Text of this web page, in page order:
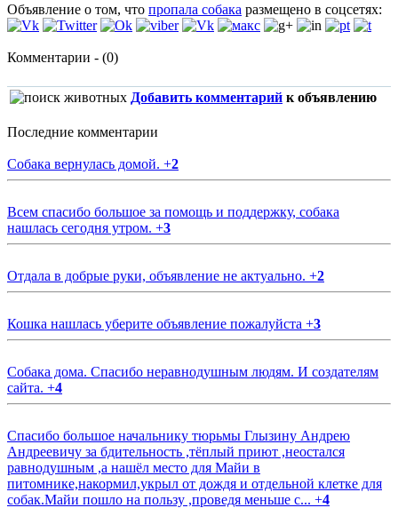
Объявление о том, что пропала собака размещено в соцсетях:
Комментарии - (0)
Добавить комментарий к объявлению
Последние комментарии
Собака вернулась домой. +2
Всем спасибо большое за помощь и поддержку, собака
нашлась сегодня утром. +3
Отдала в добрые руки, объявление не актуально. +2
Кошка нашлась уберите объявление пожалуйста +3
Собака дома. Спасибо неравнодушным людям. И создателям
сайта. +4
Спасибо большое начальнику тюрьмы Глызину Андрею
Андреевичу за бдительность ,тёплый приют ,неостался
равнодушным ,а нашёл место для Майи в
питомнике,накормил,укрыл от дождя и отдельной клетке для
собак.Майи пошло на пользу ,проведя меньше с... +4